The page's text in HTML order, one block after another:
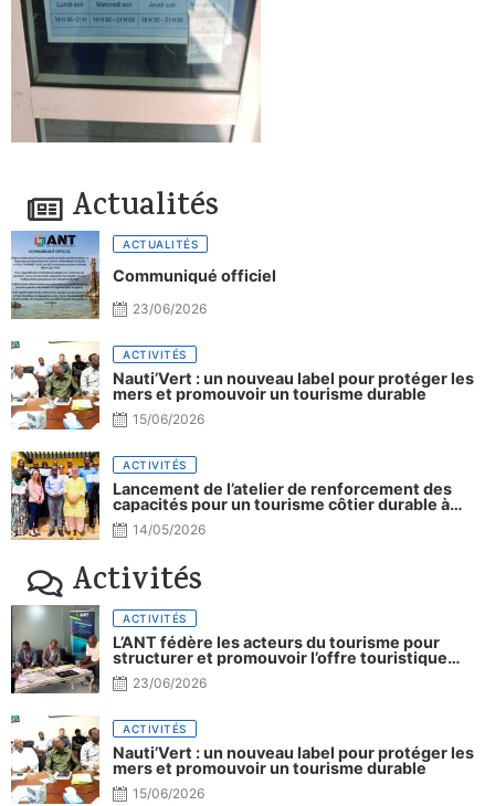
Actualités
ACTUALITÉS
Communiqué officiel
23/06/2026
ACTIVITÉS
Nauti’Vert : un nouveau label pour protéger les
mers et promouvoir un tourisme durable
15/06/2026
ACTIVITÉS
Lancement de l’atelier de renforcement des
capacités pour un tourisme côtier durable à
Djibouti.
14/05/2026
Activités
ACTIVITÉS
L’ANT fédère les acteurs du tourisme pour
structurer et promouvoir l’offre touristique
nationale
23/06/2026
ACTIVITÉS
Nauti’Vert : un nouveau label pour protéger les
mers et promouvoir un tourisme durable
15/06/2026